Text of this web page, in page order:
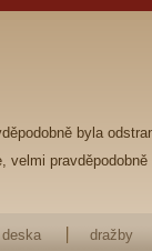
byla
dražby